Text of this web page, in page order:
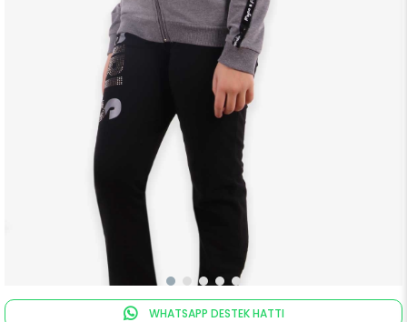
WHATSAPP DESTEK HATTI